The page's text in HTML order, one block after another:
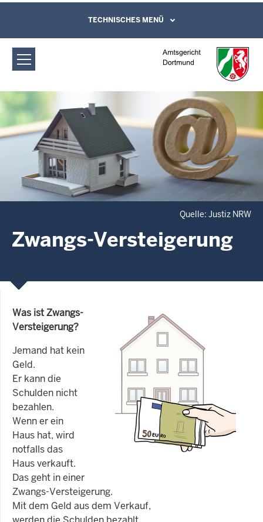
Amtsgericht Dortmund: Zwangs-
Versteigerung
Direkt zum Inhalt
Leichte Sprache, Gebärdensprachenvideo
und Kontaktformular
TECHNISCHES MENÜ
Quelle: Justiz NRW
Zwangs-Versteigerung
Was ist Zwangs-
Versteigerung?
Jemand hat kein
Geld.
Er kann die
Schulden nicht
bezahlen.
Wenn er ein
Haus hat, wird
notfalls das
Haus verkauft.
Das geht in einer
Zwangs-Versteigerung.
Mit dem Geld aus dem Verkauf,